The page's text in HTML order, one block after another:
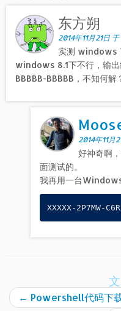
东方朔
2014年11月21日 于
实测 windows
windows 8.1下不行，输出
BBBBB-BBBBB，不知何解
2014年11月
好神奇啊
面测试的。
我再用一台
XXXXX-2P7MW-
← Powershell代码下